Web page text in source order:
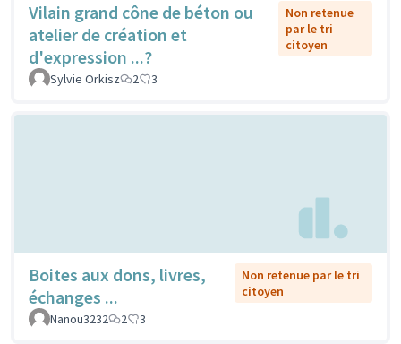
Vilain grand cône de béton ou
atelier de création et
d'expression ...?
Non retenue
par le tri
citoyen
Sylvie Orkisz 2 3
Boites aux dons, livres,
échanges ...
Non retenue par le tri
citoyen
Nanou3232
2 3